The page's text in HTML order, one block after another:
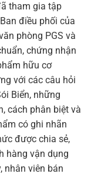
tham gia tập
điều phối của
phòng PGS và
chứng nhận
hữu cơ
với các câu hỏi
Biển, những
cách phân biệt và
có ghi nhãn
được chia sẻ,
hàng vận dụng
nhân viên bán